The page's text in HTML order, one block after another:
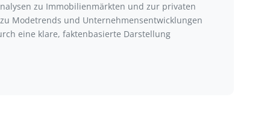
zu Immobilienmärkten und zur privaten
Modetrends und Unternehmensentwicklungen
eine klare, faktenbasierte Darstellung